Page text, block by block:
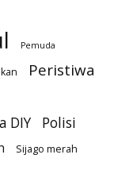
Pemuda
Peristiwa
DIY
Polisi
Sijago merah